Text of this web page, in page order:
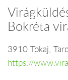
Bokréta
3910 Tokaj,
https://